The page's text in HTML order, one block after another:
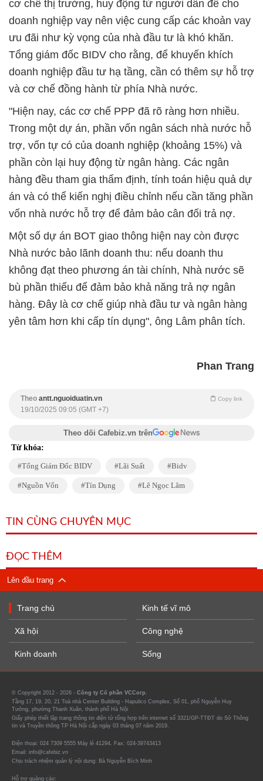
cơ chế thị trường, huy động từ người dân để cho
doanh nghiệp vay nên việc cung cấp các khoản vay
ưu đãi như kỳ vọng của nhà đầu tư là khó khăn.
Tổng giám đốc BIDV cho rằng, để khuyến khích
doanh nghiệp đầu tư hạ tầng, cần có thêm sự hỗ trợ
và cơ chế đồng hành từ phía Nhà nước.
"Hiện nay, các cơ chế PPP đã rõ ràng hơn nhiều.
Trong một dự án, phần vốn ngân sách nhà nước hỗ
trợ, vốn tự có của doanh nghiệp (khoảng 15%) và
phần còn lại huy động từ ngân hàng. Các ngân
hàng đều tham gia thẩm định, tính toán hiệu quả dự
án và có thể kiến nghị điều chỉnh nếu cần tăng phần
vốn nhà nước hỗ trợ để đảm bảo cân đối trả nợ.
Một số dự án BOT giao thông hiện nay còn được
Nhà nước bảo lãnh doanh thu: nếu doanh thu
không đạt theo phương án tài chính, Nhà nước sẽ
bù phần thiếu để đảm bảo khả năng trả nợ ngân
hàng. Đây là cơ chế giúp nhà đầu tư và ngân hàng
yên tâm hơn khi cấp tín dụng", ông Lâm phân tích.
Phan Trang
Theo antt.nguoiduatin.vn Copy link
19/10/2025 09:05 (GMT +7)
Theo dõi Cafebiz.vn trên
Từ khóa:
Tổng Giám Đốc BIDV Lãi Suất Bidv
Nguồn Vốn Tín Dụng Lê Ngọc Lâm
TIN CÙNG CHUYÊN MỤC
ĐỌC THÊM
Lên đầu trang
Trang chủ
Xã hội
Kinh doanh
Kinh tế vĩ mô
Công nghệ
Sống
© Copyright 2012 - 2026 - Công ty Cổ phần VCCorp.
Tầng 17, 19, 20, 21 Toà nhà Center Building - Hapulico Complex, Số 01, phố Nguyễn Huy
Tưởng, phường Thanh Xuân, thành phố Hà Nội
Giấy phép thiết lập trang thông tin điện tử tổng hợp trên internet số 3321/GP-TTĐT do Sở Thông
tin và Truyền thông TP Hà Nội cấp ngày 03 tháng 07 năm 2019.
Điện thoại: 024 7309 5555 Máy lẻ 41294. Fax: 024-39743413
Email: info@cafebiz.vn
Chịu trách nhiệm quản lý nội dung: Bà Nguyễn Bích Minh
Hỗ trợ quảng cáo: